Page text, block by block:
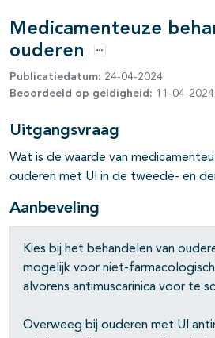
open- en dichtklappen
open- en dichtklappen
Medicamenteuze
ouderen
Opties
Publicatiedatum: 24-04-2024
Beoordeeld op geldigheid: 11-04-2024
Uitgangsvraag
Wat is de waarde van
ouderen met UI in de tweede- en
Aanbeveling
Kies bij het behandelen van
mogelijk voor niet-
alvorens antimuscarinica voor te
Overweeg bij ouderen met UI